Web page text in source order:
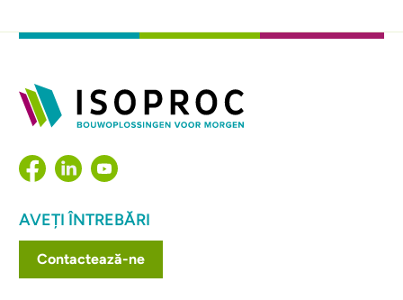
AVEȚI ÎNTREBĂRI
Contactează-ne